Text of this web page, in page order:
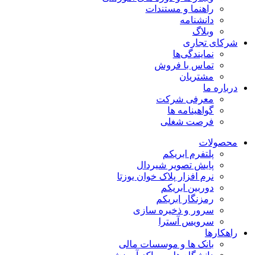
راهنما و مستندات
دانشنامه
وبلاگ
شرکای تجاری
نمایندگی‌ها
تماس با فروش
مشتریان
درباره ما
معرفی شرکت
گواهینامه ها
فرصت شغلی
محصولات
پلتفرم ابریکم
پایش تصویر شیردال
نرم افزار پلاک خوان یوزتا
دوربین ابریکم
رمزنگار ابریکم
سرور و ذخیره سازی
سرویس آسترا
راهکارها
بانک ها و موسسات مالی